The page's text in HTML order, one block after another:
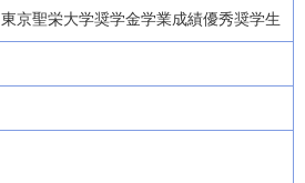
東京聖栄大学奨学金学業成績優秀奨学生